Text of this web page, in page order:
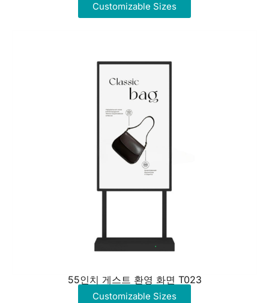
Customizable Sizes
55인치 게스트 환영 화면 T023
Customizable Sizes